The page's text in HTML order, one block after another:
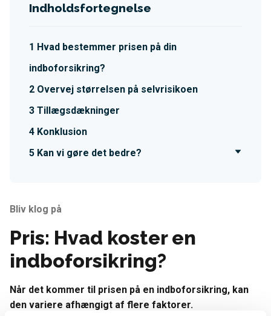
Bliv klog på
Pris: Hvad koster en
indboforsikring?
Når det kommer til prisen på en indboforsikring, kan
den variere afhængigt af flere faktorer.
Indholdsfortegnelse
Hvad bestemmer prisen på din
indboforsikring?
Overvej størrelsen på selvrisikoen
Tillægsdækninger
Konklusion
Kan vi gøre det bedre?